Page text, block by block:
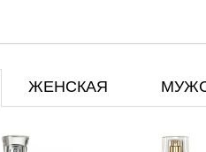
ЖЕНСКАЯ